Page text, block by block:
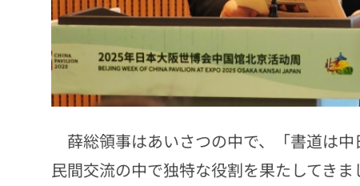
薛総領事はあいさつの中で、「書道は中
民間交流の中で独特な役割を果たしてき